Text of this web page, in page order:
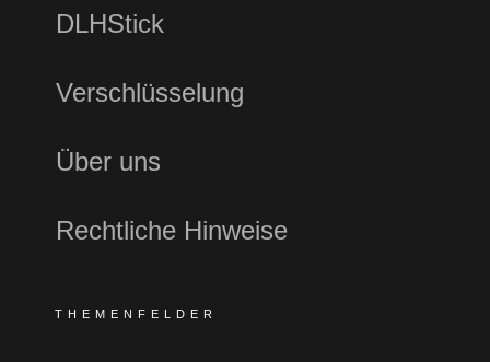
DLHStick
Verschlüsselung
Über uns
Rechtliche Hinweise
THEMENFELDER